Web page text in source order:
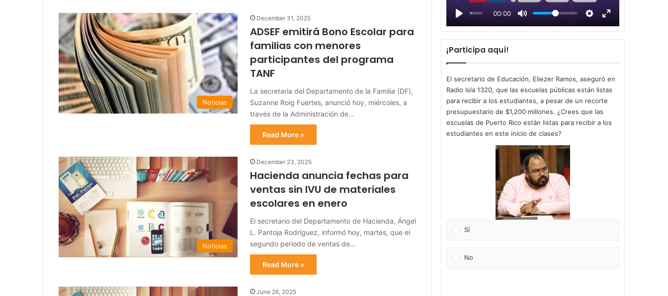
Noticias
December 31, 2025
ADSEF emitirá Bono Escolar para
familias con menores
participantes del programa
TANF
La secretaria del Departamento de la Familia (DF),
Suzanne Roig Fuertes, anunció hoy, miércoles, a
través de la Administración de…
Read More »
Noticias
December 23, 2025
Hacienda anuncia fechas para
ventas sin IVU de materiales
escolares en enero
El secretario del Departamento de Hacienda, Ángel
L. Pantoja Rodríguez, informó hoy, martes, que el
segundo periodo de ventas de…
Read More »
June 26, 2025
00:00
l
a
y
¡Participa aquí!
El secretario de Educación, Eliezer Ramos, aseguró en
Radio Isla 1320, que las escuelas públicas están listas
para recibir a los estudiantes, a pesar de un recorte
presupuestario de $1,200 millones. ¿Crees que las
escuelas de Puerto Rico están listas para recibir a los
estudiantes en este inicio de clases?
Sí
No